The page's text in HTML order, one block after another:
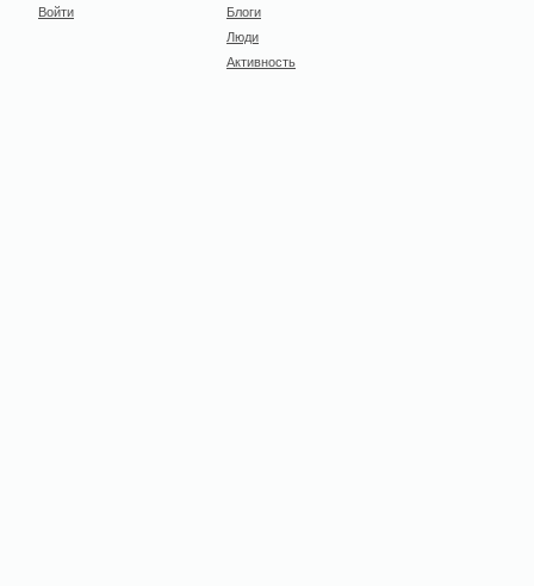
Войти
Блоги
Люди
Активность